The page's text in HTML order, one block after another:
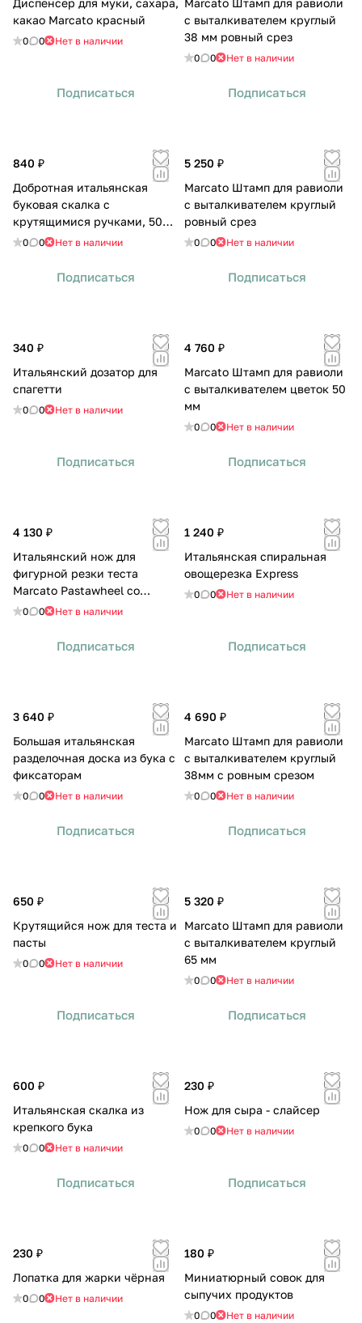
какао Marcato красный
0 0 Нет в наличии
Подписаться
с выталкивателем круглый
38 мм ровный срез
0 0 Нет в наличии
Подписаться
840 ₽
Добротная итальянская
буковая скалка с
крутящимися ручками, 50
см
0 0 Нет в наличии
Подписаться
5 250 ₽
Marcato Штамп для равиоли
с выталкивателем круглый
ровный срез
0 0 Нет в наличии
Подписаться
340 ₽
Итальянский дозатор для
спагетти
0 0 Нет в наличии
Подписаться
4 760 ₽
Marcato Штамп для равиоли
с выталкивателем цветок 50
мм
0 0 Нет в наличии
Подписаться
4 130 ₽
Итальянский нож для
фигурной резки теста
Marcato Pastawheel со
сменными режущими
0 0 Нет в наличии
Подписаться
1 240 ₽
Итальянская спиральная
овощерезка Express
0 0 Нет в наличии
Подписаться
3 640 ₽
Большая итальянская
разделочная доска из бука с
фиксаторам
0 0 Нет в наличии
Подписаться
4 690 ₽
Marcato Штамп для равиоли
с выталкивателем круглый
38мм с ровным срезом
0 0 Нет в наличии
Подписаться
650 ₽
Крутящийся нож для теста и
пасты
0 0 Нет в наличии
Подписаться
5 320 ₽
Marcato Штамп для равиоли
с выталкивателем круглый
65 мм
0 0 Нет в наличии
Подписаться
600 ₽
Итальянская скалка из
крепкого бука
0 0 Нет в наличии
Подписаться
230 ₽
Нож для сыра - слайсер
0 0 Нет в наличии
Подписаться
230 ₽
Лопатка для жарки чёрная
0 0 Нет в наличии
180 ₽
Миниатюрный совок для
сыпучих продуктов
0 0 Нет в наличии